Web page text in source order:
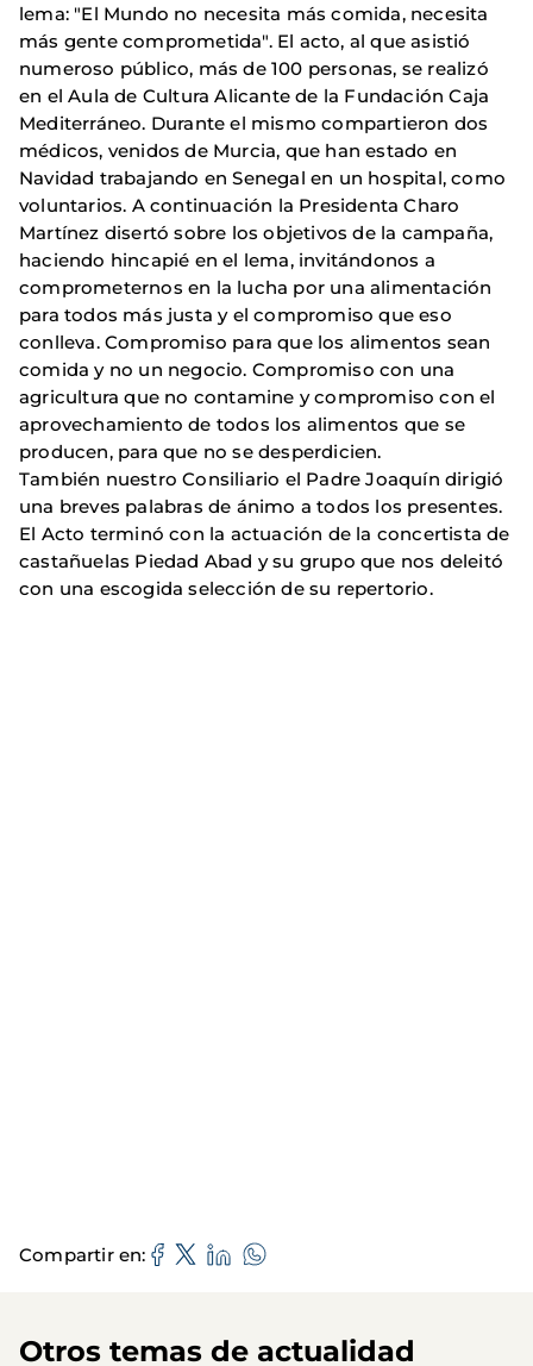
lema: "El Mundo no necesita más comida, necesita
más gente comprometida". El acto, al que asistió
numeroso público, más de 100 personas, se realizó
en el Aula de Cultura Alicante de la Fundación Caja
Mediterráneo. Durante el mismo compartieron dos
médicos, venidos de Murcia, que han estado en
Navidad trabajando en Senegal en un hospital, como
voluntarios. A continuación la Presidenta Charo
Martínez disertó sobre los objetivos de la campaña,
haciendo hincapié en el lema, invitándonos a
comprometernos en la lucha por una alimentación
para todos más justa y el compromiso que eso
conlleva. Compromiso para que los alimentos sean
comida y no un negocio. Compromiso con una
agricultura que no contamine y compromiso con el
aprovechamiento de todos los alimentos que se
producen, para que no se desperdicien.
También nuestro Consiliario el Padre Joaquín dirigió
una breves palabras de ánimo a todos los presentes.
El Acto terminó con la actuación de la concertista de
castañuelas Piedad Abad y su grupo que nos deleitó
con una escogida selección de su repertorio.
Compartir en
Otros temas de actualidad